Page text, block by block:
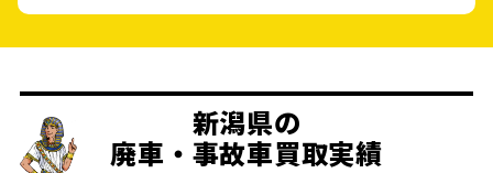
新潟県の
廃車・事故車買取実績